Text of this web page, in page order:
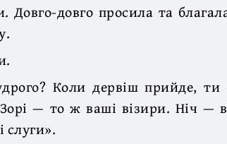
Довго-довго просила та
Коли дервіш прийде,
— то ж ваші візири. Ніч —
слуги».